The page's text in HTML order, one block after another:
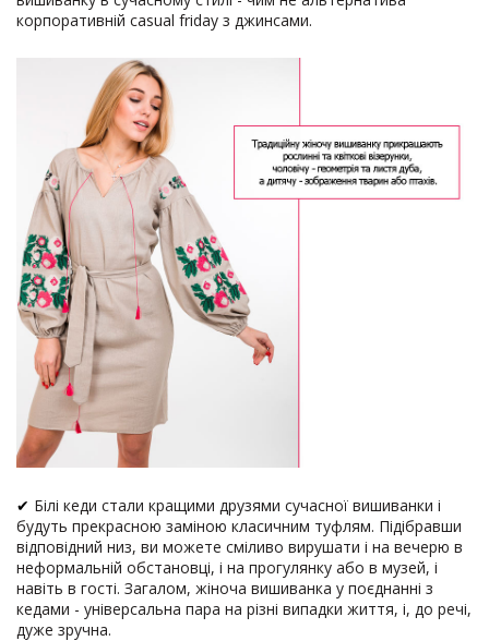
корпоративній casual friday з джинсами.
✔ Білі кеди стали кращими друзями сучасної вишиванки і
будуть прекрасною заміною класичним туфлям. Підібравши
відповідний низ, ви можете сміливо вирушати і на вечерю в
неформальній обстановці, і на прогулянку або в музей, і
навіть в гості. Загалом, жіноча вишиванка у поєднанні з
кедами - універсальна пара на різні випадки життя, і, до речі,
дуже зручна.